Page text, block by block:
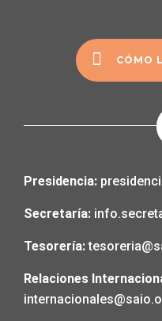
CÓMO
Presidencia:
Secretaría:
Tesorería:
Relaciones